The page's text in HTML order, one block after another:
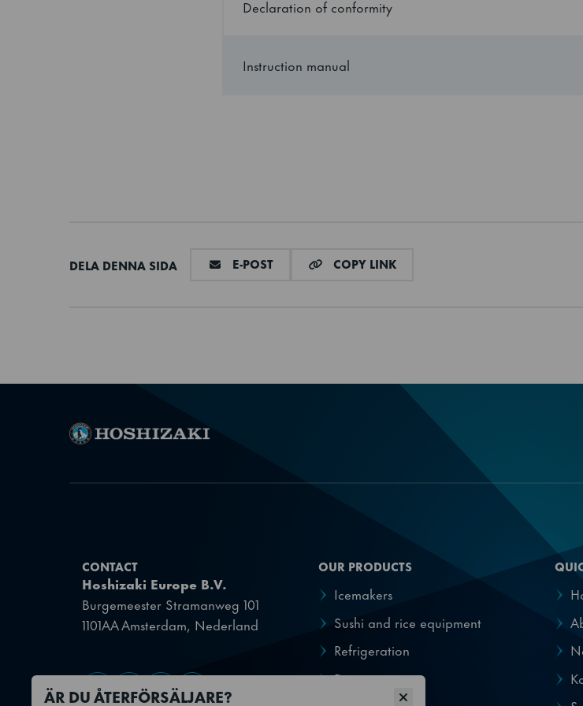
Interiör
Fryskapacitet 90
Centralkylda modeller
R448A, R449A,
860900501
Declaration of conformity
Instruction manual
DELA DENNA SIDA E-POSTDELA VIA E-MAILCOPY LINKCOPY LINK
CONTACT
Hoshizaki Europe B.V.
Burgemeester Stramanweg 101
1101AA Amsterdam, Nederland
Gå till Facebook
Gå till YouTube
Gå till X
OUR PRODUCTS
Icemakers
Sushi and rice equipment
Refrigeration
Dispensers
ÄR DU ÅTERFÖRSÄLJARE?